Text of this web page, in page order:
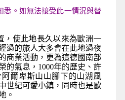
。如無法接受此一情況與替
，使此地長久以來為歐洲一
過的旅人大多會在此地過夜
商業活動，更為這德國南部
的氣息，1000年的歷史、許
爾卑斯山山腳下的山湖風
世紀可愛小鎮，同時也是歐
。